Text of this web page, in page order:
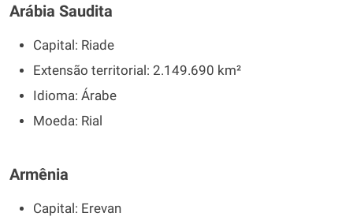
Arábia Saudita
Capital: Riade
Extensão territorial: 2.149.690 km²
Idioma: Árabe
Moeda: Rial
Armênia
Capital: Erevan